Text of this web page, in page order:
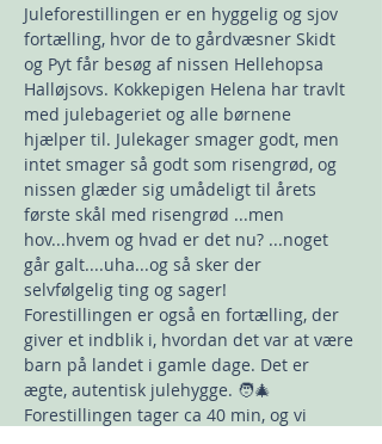
Juleforestillingen er en hyggelig og sjov
fortælling, hvor de to gårdvæsner Skidt
og Pyt får besøg af nissen Hellehopsa
Halløjsovs. Kokkepigen Helena har travlt
med julebageriet og alle børnene
hjælper til. Julekager smager godt, men
intet smager så godt som risengrød, og
nissen glæder sig umådeligt til årets
første skål med risengrød ...men
hov...hvem og hvad er det nu? ...noget
går galt....uha...og så sker der
selvfølgelig ting og sager!
Forestillingen er også en fortælling, der
giver et indblik i, hvordan det var at være
barn på landet i gamle dage. Det er
ægte, autentisk julehygge. 🧑‍🎄
Forestillingen tager ca 40 min, og vi